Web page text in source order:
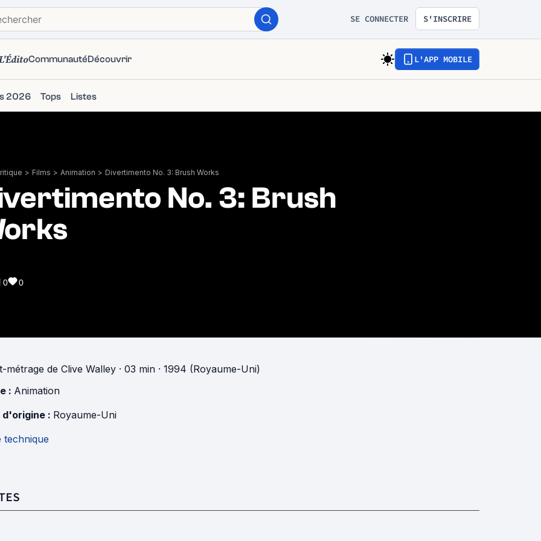
SE CONNECTER S'INSCRIRE
CommunautéDécouvrir L'APP MOBILE
2026 Tops Listes
> Films > Animation > Divertimento No. 3: Brush Works
No. 3: Brush
0 0
métrage de Clive Walley · 03 min · 1994 (Royaume-Uni)
: Animation
d'origine : Royaume-Uni
technique